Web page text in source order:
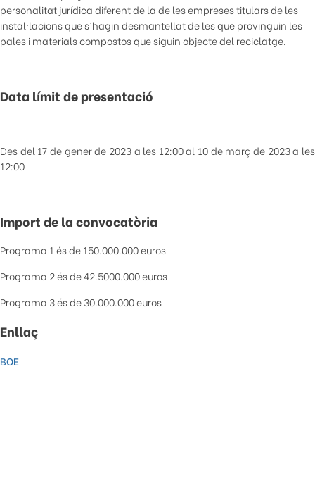
personalitat jurídica diferent de la de les empreses titulars de les
instal·lacions que s’hagin desmantellat de les que provinguin les
pales i materials compostos que siguin objecte del reciclatge.
Data límit de presentació
Des del 17 de gener de 2023 a les 12:00 al 10 de març de 2023 a les
12:00
Import de la convocatòria
Programa 1 és de 150.000.000 euros
Programa 2 és de 42.5000.000 euros
Programa 3 és de 30.000.000 euros
Enllaç
BOE